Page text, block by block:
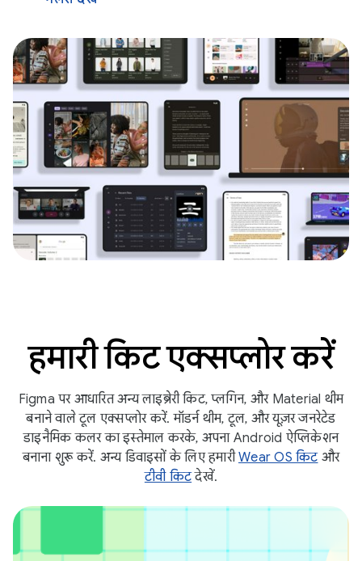
हमारी किट एक्सप्लोर करें
Figma पर आधारित अन्य लाइब्रेरी किट, प्लगिन, और Material थीम
बनाने वाले टूल एक्सप्लोर करें. मॉडर्न थीम, टूल, और यूज़र जनरेटेड
डाइनैमिक कलर का इस्तेमाल करके, अपना Android ऐप्लिकेशन
बनाना शुरू करें. अन्य डिवाइसों के लिए हमारीWear OS किटऔर
टीवी किटदेखें.